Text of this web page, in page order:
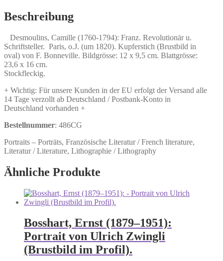
Revolutionär
u.
Menge
Beschreibung
Desmoulins, Camille (1760-1794): Franz. Revolutionär u.
Schriftsteller. Paris, o.J. (um 1820). Kupferstich (Brustbild in
oval) von F. Bonneville. Bildgrösse: 12 x 9,5 cm. Blattgrösse:
23,6 x 16 cm.
Stockfleckig.
+ Wichtig: Für unsere Kunden in der EU erfolgt der Versand alle
14 Tage verzollt ab Deutschland / Postbank-Konto in
Deutschland vorhanden +
Bestellnummer: 486CG
Portraits – Porträts, Französische Literatur / French literature,
Literatur / Literature, Lithographie / Lithography
Ähnliche Produkte
Bosshart, Ernst (1879–1951):
Portrait von Ulrich Zwingli
(Brustbild im Profil).